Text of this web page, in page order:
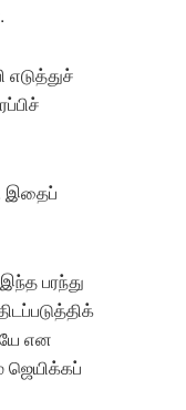
இதைப்
பரந்து
என